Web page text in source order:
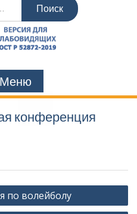
Меню
конференция
по волейболу